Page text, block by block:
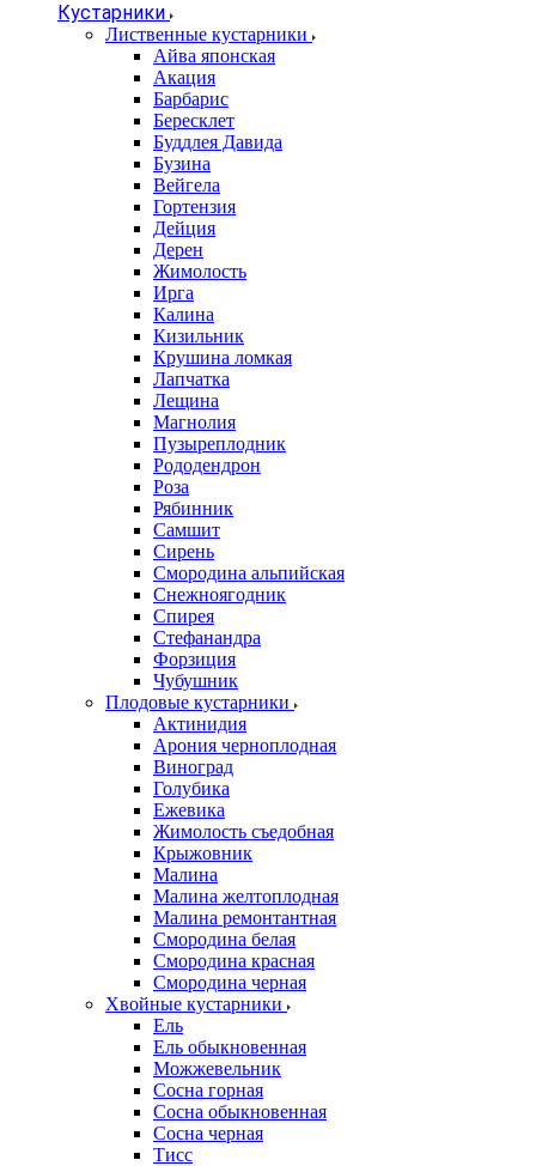
Кустарники
Лиственные кустарники
Айва японская
Акация
Барбарис
Бересклет
Буддлея Давида
Бузина
Вейгела
Гортензия
Дейция
Дерен
Жимолость
Ирга
Калина
Кизильник
Крушина ломкая
Лапчатка
Лещина
Магнолия
Пузыреплодник
Рододендрон
Роза
Рябинник
Самшит
Сирень
Смородина альпийская
Снежноягодник
Спирея
Стефанандра
Форзиция
Чубушник
Плодовые кустарники
Актинидия
Арония черноплодная
Виноград
Голубика
Ежевика
Жимолость съедобная
Крыжовник
Малина
Малина желтоплодная
Малина ремонтантная
Смородина белая
Смородина красная
Смородина черная
Хвойные кустарники
Ель
Ель обыкновенная
Можжевельник
Сосна горная
Сосна обыкновенная
Сосна черная
Тисс